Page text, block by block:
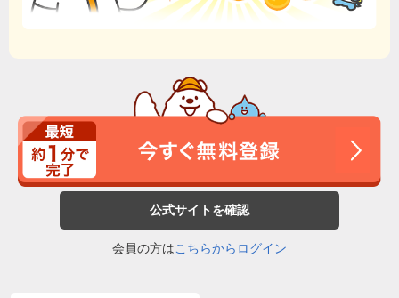
公式サイトを確認
会員の方はこちらからログイン